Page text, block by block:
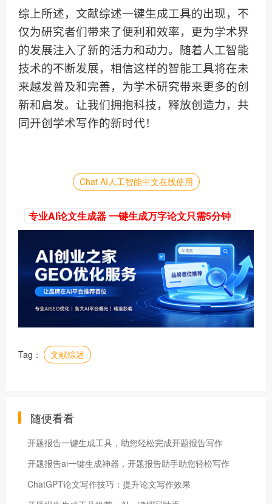
综上所述，文献综述一键生成工具的出现，不
仅为研究者们带来了便利和效率，更为学术界
的发展注入了新的活力和动力。随着人工智能
技术的不断发展，相信这样的智能工具将在未
来越发普及和完善，为学术研究带来更多的创
新和启发。让我们拥抱科技，释放创造力，共
同开创学术写作的新时代！
Chat AI人工智能中文在线使用
专业AI论文生成器 一键生成万字论文只需5分钟
Tag： 文献综述
随便看看
开题报告一键生成工具，助您轻松完成开题报告写作
开题报告ai一键生成神器，开题报告助手助您轻松写作
ChatGPT论文写作技巧：提升论文写作效果